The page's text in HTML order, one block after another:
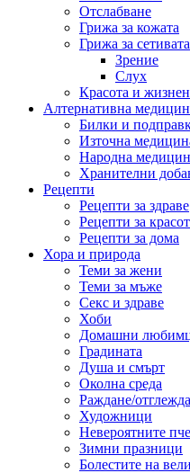
Отслабване
Грижа за кожата
Грижа за сетивата
Зрение
Слух
Красота и
Алтернативна
Билки и
Източна
Народна
Хранителни
Рецепти
Рецепти за здраве
Рецепти за
Рецепти за дома
Хора и природа
Теми за жени
Теми за мъже
Секс и здраве
Хоби
Домашни
Градината
Душа и смърт
Околна среда
Раждане/
Художници
Невероятните
Зимни празници
Болестите на